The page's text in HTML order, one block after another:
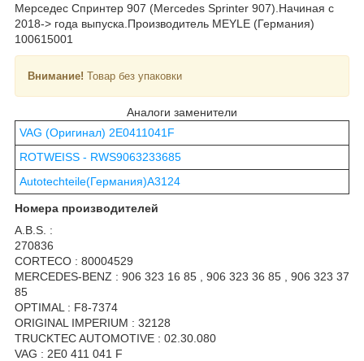
Мерседес Спринтер 907 (Mercedes Sprinter 907).Начиная с
2018-> года выпуска.Производитель MEYLE (Германия)
100615001
Внимание! Товар без упаковки
Аналоги заменители
VAG (Оригинал) 2E0411041F
ROTWEISS - RWS9063233685
Autotechteile(Германия)A3124
Номера производителей
A.B.S. :
270836
CORTECO : 80004529
MERCEDES-BENZ : 906 323 16 85 , 906 323 36 85 , 906 323 37
85
OPTIMAL : F8-7374
ORIGINAL IMPERIUM : 32128
TRUCKTEC AUTOMOTIVE : 02.30.080
VAG : 2E0 411 041 F